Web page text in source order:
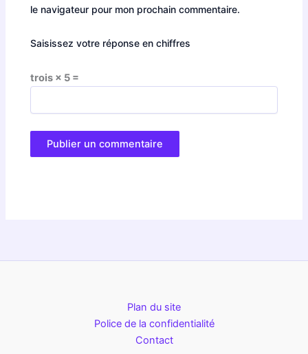
le navigateur pour mon prochain commentaire.
Saisissez votre réponse en chiffres
trois × 5 =
Plan du site
Police de la confidentialité
Contact